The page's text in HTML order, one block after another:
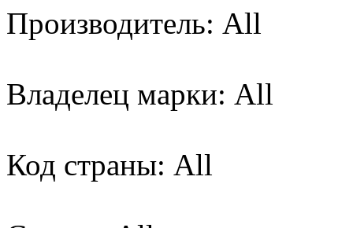
Производитель: All
Владелец марки: All
Код страны: All